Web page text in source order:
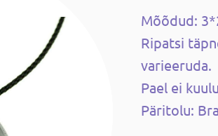
Mõõdud:
Ripatsi
varieeruda.
Pael ei
Päritolu: